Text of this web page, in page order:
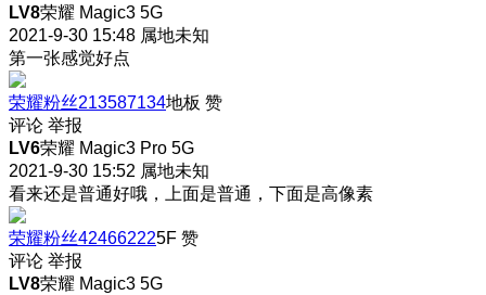
LV8荣耀 Magic3 5G
2021-9-30 15:48 属地未知
第一张感觉好点
荣耀粉丝213587134地板 赞
评论 举报
LV6荣耀 Magic3 Pro 5G
2021-9-30 15:52 属地未知
看来还是普通好哦，上面是普通，下面是高像素
荣耀粉丝424662225F 赞
评论 举报
LV8荣耀 Magic3 5G